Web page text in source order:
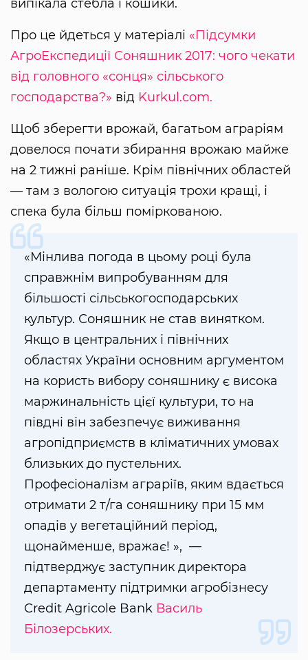
випікала стебла і кошики.
Про це йдеться у матеріалі «Підсумки
АгроЕкспедиції Соняшник 2017: чого чекати
від головного «сонця» сільського
господарства?» від Kurkul.com.
Щоб зберегти врожай, багатьом аграріям
довелося почати збирання врожаю майже
на 2 тижні раніше. Крім північних областей
— там з вологою ситуація трохи кращі, і
спека була більш поміркованою.
«Мінлива погода в цьому році була
справжнім випробуванням для
більшості сільськогосподарських
культур. Соняшник не став винятком.
Якщо в центральних і північних
областях України основним аргументом
на користь вибору соняшнику є висока
маржинальність цієї культури, то на
півдні він забезпечує виживання
агропідприємств в кліматичних умовах
близьких до пустельних.
Професіоналізм аграріїв, яким вдається
отримати 2 т/га соняшнику при 15 мм
опадів у вегетаційний період,
щонайменше, вражає! », —
підтверджує заступник директора
департаменту підтримки агробізнесу
Credit Agricole Bank Василь
Білозерських.